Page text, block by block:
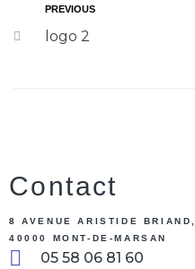
PREVIOUS
logo 2
Contact
8 AVENUE ARISTIDE BRIAND,
40000 MONT-DE-MARSAN
05 58 06 81 60